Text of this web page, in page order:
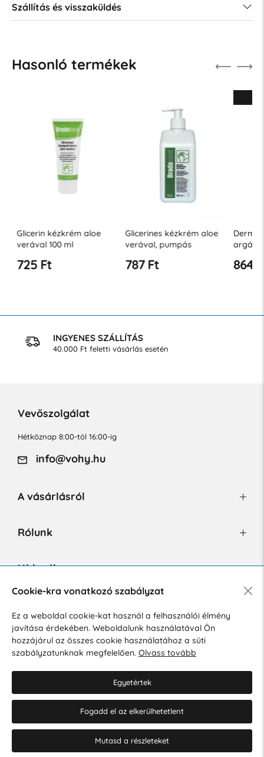
Szállítás és visszaküldés
Hasonló termékek
Glicerin kézkrém aloe
verával 100 ml
725 Ft
Glicerines kézkrém aloe
verával, pumpás
787 Ft 864 Ft
INGYENES SZÁLLÍTÁS
40.000 Ft feletti vásárlás esetén
Vevőszolgálat
Hétköznap 8:00-tól 16:00-ig
info@vohy.hu
A vásárlásról
Rólunk
Hírlevél
Hozzájárulok a személyes adatok marketing célú kezeléséhez.
Személyes adatok védelmére vonatkozó szabályzat.
Cookie-beállítások szerkesztése
Cookie-kra vonatkozó szabályzat
Ez a weboldal cookie-kat használ a felhasználói élmény
javítása érdekében. Weboldalunk használatával Ön
hozzájárul az összes cookie használatához a süti
szabályzatunknak megfelelően. Olvass tovább
Egyetértek
Fogadd el az elkerülhetetlent
Mutasd a részleteket